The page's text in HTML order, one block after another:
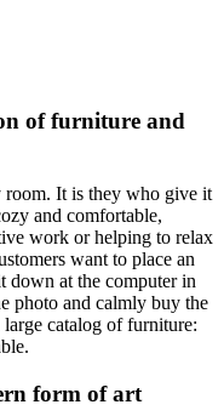
of furniture and
room. It is they who give it
and comfortable,
work or helping to relax
want to place an
down at the computer in
photo and calmly buy the
catalog of furniture:
form of art